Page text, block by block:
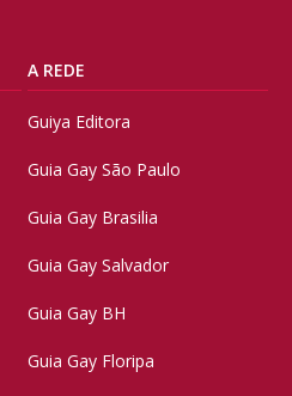
A REDE
Guiya Editora
Guia Gay São Paulo
Guia Gay Brasilia
Guia Gay Salvador
Guia Gay BH
Guia Gay Floripa